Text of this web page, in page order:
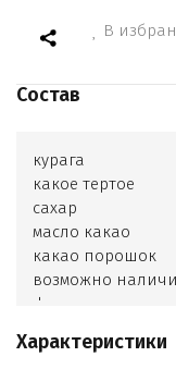
В
Состав
курага
какое тертое
сахар
масло какао
какао порошок
возможно
фундука
6%
Характеристики